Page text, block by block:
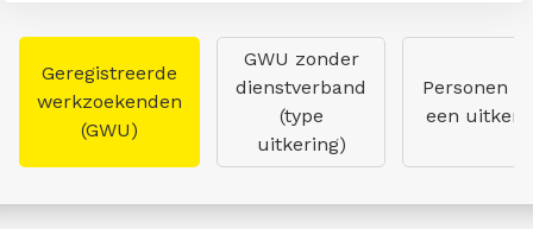
Geregistreerde
werkzoekenden
(GWU)
GWU zonder
dienstverband
(type
uitkering)
Personen
een